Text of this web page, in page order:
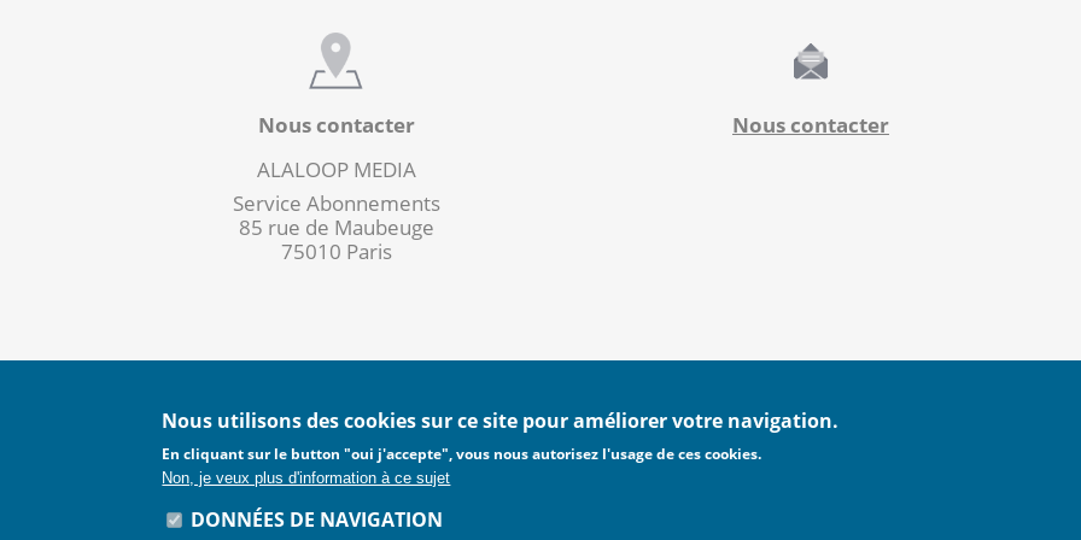
Nous contacter
ALALOOP MEDIA
Service Abonnements
85 rue de Maubeuge
75010 Paris
Nous contacter
CGA CGU CGS CGV
Nous utilisons des cookies sur ce site pour améliorer votre navigation.
En cliquant sur le button "oui j'accepte", vous nous autorisez l'usage de ces cookies.
Non, je veux plus d'information à ce sujet
DONNÉES DE NAVIGATION